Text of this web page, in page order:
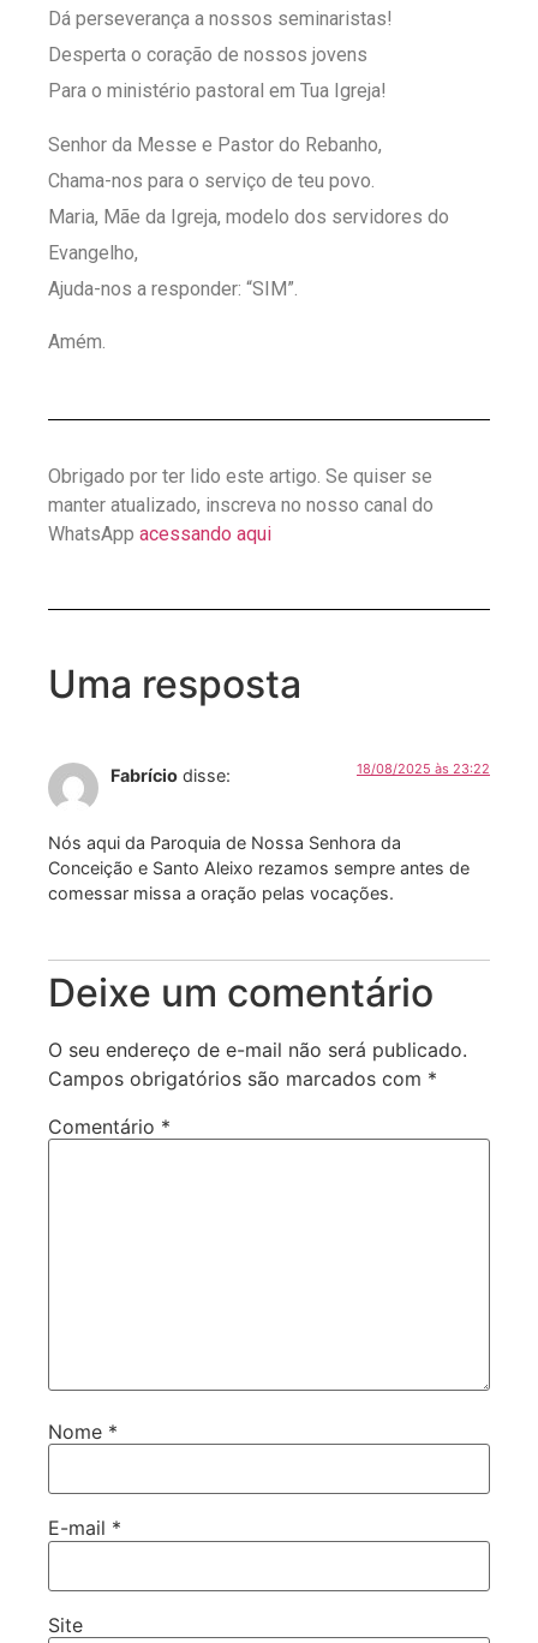
Dá perseverança a nossos seminaristas!
Desperta o coração de nossos jovens
Para o ministério pastoral em Tua Igreja!
Senhor da Messe e Pastor do Rebanho,
Chama-nos para o serviço de teu povo.
Maria, Mãe da Igreja, modelo dos servidores do
Evangelho,
Ajuda-nos a responder: “SIM”.
Amém.
Obrigado por ter lido este artigo. Se quiser se
manter atualizado, inscreva no nosso canal do
WhatsApp acessando aqui
Uma resposta
Fabrício disse: 18/08/2025 às 23:22
Nós aqui da Paroquia de Nossa Senhora da
Conceição e Santo Aleixo rezamos sempre antes de
comessar missa a oração pelas vocações.
Deixe um comentário
O seu endereço de e-mail não será publicado.
Campos obrigatórios são marcados com *
Comentário *
Nome *
E-mail *
Site